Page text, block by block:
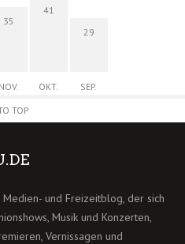
35
NOV.
41
OKT.
29
SEP.
TOP
Medien- und Freizeitblog, der sich
Musik und Konzerten,
Vernissagen und